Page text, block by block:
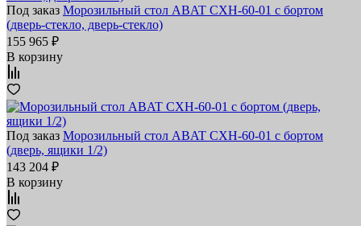
Под заказ Морозильный стол ABAT СХН-60-01 с бортом
(дверь-стекло, дверь-стекло)
155 965 ₽
В корзину
Под заказ Морозильный стол ABAT СХН-60-01 с бортом
(дверь, ящики 1/2)
143 204 ₽
В корзину